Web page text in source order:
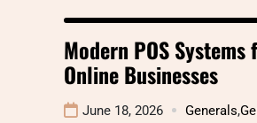
Modern POS Systems
Online Businesses
June 18, 2026 Generals,